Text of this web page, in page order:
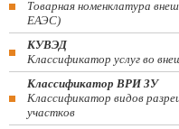
Товарная номенклатура
ЕАЭС)
КУВЭД
Классификатор услуг во
Классификатор ВРИ ЗУ
Классификатор видов
участков